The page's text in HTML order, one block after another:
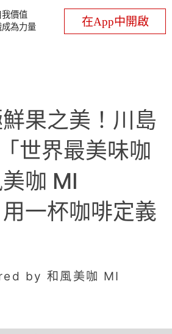
價值
為力量
在App中開啟
果之美！川島
世界最美味咖
咖 MI
一杯咖啡定義
by 和風美咖 MI